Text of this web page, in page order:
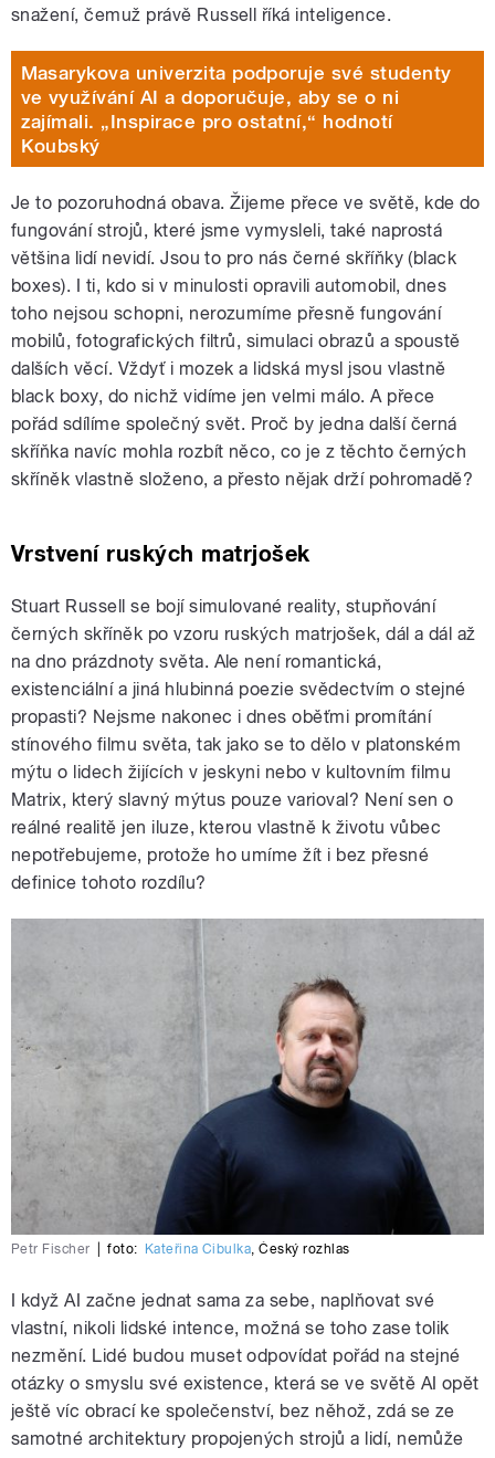
snažení, čemuž právě Russell říká inteligence.
Masarykova univerzita podporuje své studenty
ve využívání AI a doporučuje, aby se o ni
zajímali. „Inspirace pro ostatní,“ hodnotí
Koubský
Je to pozoruhodná obava. Žijeme přece ve světě, kde do
fungování strojů, které jsme vymysleli, také naprostá
většina lidí nevidí. Jsou to pro nás černé skříňky (black
boxes). I ti, kdo si v minulosti opravili automobil, dnes
toho nejsou schopni, nerozumíme přesně fungování
mobilů, fotografických filtrů, simulaci obrazů a spoustě
dalších věcí. Vždyť i mozek a lidská mysl jsou vlastně
black boxy, do nichž vidíme jen velmi málo. A přece
pořád sdílíme společný svět. Proč by jedna další černá
skříňka navíc mohla rozbít něco, co je z těchto černých
skříněk vlastně složeno, a přesto nějak drží pohromadě?
Vrstvení ruských matrjošek
Stuart Russell se bojí simulované reality, stupňování
černých skříněk po vzoru ruských matrjošek, dál a dál až
na dno prázdnoty světa. Ale není romantická,
existenciální a jiná hlubinná poezie svědectvím o stejné
propasti? Nejsme nakonec i dnes oběťmi promítání
stínového filmu světa, tak jako se to dělo v platonském
mýtu o lidech žijících v jeskyni nebo v kultovním filmu
Matrix, který slavný mýtus pouze varioval? Není sen o
reálné realitě jen iluze, kterou vlastně k životu vůbec
nepotřebujeme, protože ho umíme žít i bez přesné
definice tohoto rozdílu?
Petr Fischer foto: Kateřina Cibulka ,Český rozhlas
I když AI začne jednat sama za sebe, naplňovat své
vlastní, nikoli lidské intence, možná se toho zase tolik
nezmění. Lidé budou muset odpovídat pořád na stejné
otázky o smyslu své existence, která se ve světě AI opět
ještě víc obrací ke společenství, bez něhož, zdá se ze
samotné architektury propojených strojů a lidí, nemůže